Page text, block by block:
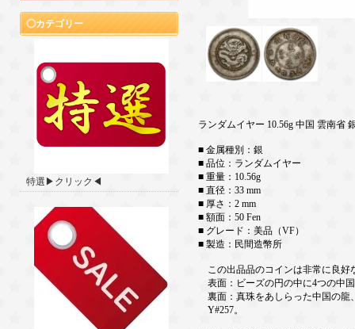
カテゴリー
特選▶クリック◀
ランダムイヤー 10.56g 中国 雲南省
■ 金属種別：銀
■ 品位：ランダムイヤー
■ 重量：10.56g
■ 直径：33 mm
■ 厚さ：2 mm
■ 額面：50 Fen
■ グレード：美品（VF）
■ 製造：民間造幣所
この出品品のコインは非常に良好
表面：ビーズの円の中に4つの中
裏面：真珠をあしらった中国の龍
Y#257。